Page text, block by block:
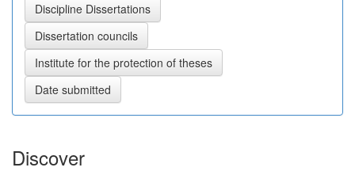
Discover